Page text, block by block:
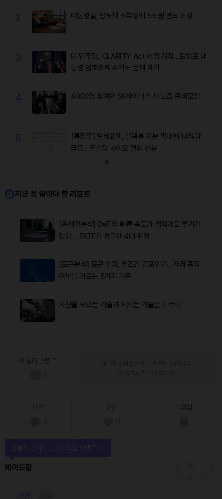
2 대통령실, 반도체 소부장에 5조원 펀드 조성
3
미 민주당, CLARITY Act 허점 지적…트럼프 대
통령 암호화폐 수익도 문제 제기
4 4000명 참여한 SK하이닉스 새 노조 준비모임
5
[특징주] 알테오젠, 블랙록 지분 확대에 14%대
급등…코스닥 바이오 랠리 선봉
지금 꼭 알아야 할 리포트
[온체인분석] DeFi의 빠른 속도가 범죄에도 무기가
됐다… FATF가 경고한 4대 위협
[토큰분석] 토큰 언락, 무조건 공포인가…가격 폭락
여부를 가르는 5가지 기준
자산을 모으는 기술과 지키는 기술은 다르다
에어드랍